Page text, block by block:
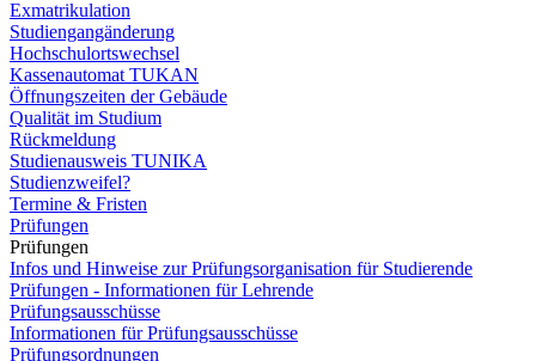
Exmatrikulation
Studiengangänderung
Hochschulortswechsel
Kassenautomat TUKAN
Öffnungszeiten der Gebäude
Qualität im Studium
Rückmeldung
Studienausweis TUNIKA
Studienzweifel?
Termine & Fristen
Prüfungen
Prüfungen
Infos und Hinweise zur Prüfungsorganisation für Studierende
Prüfungen - Informationen für Lehrende
Prüfungsausschüsse
Informationen für Prüfungsausschüsse
Prüfungsordnungen